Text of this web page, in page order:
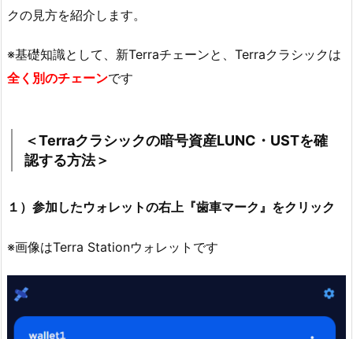
クの見方を紹介します。
※基礎知識として、新Terraチェーンと、Terraクラシックは
全く別のチェーンです
＜Terraクラシックの暗号資産LUNC・USTを確
認する方法＞
１）参加したウォレットの右上『歯車マーク』をクリック
※画像はTerra Stationウォレットです